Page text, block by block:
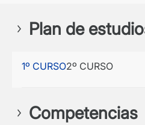
Plan de
1º CURSO2º CURSO
Competencias